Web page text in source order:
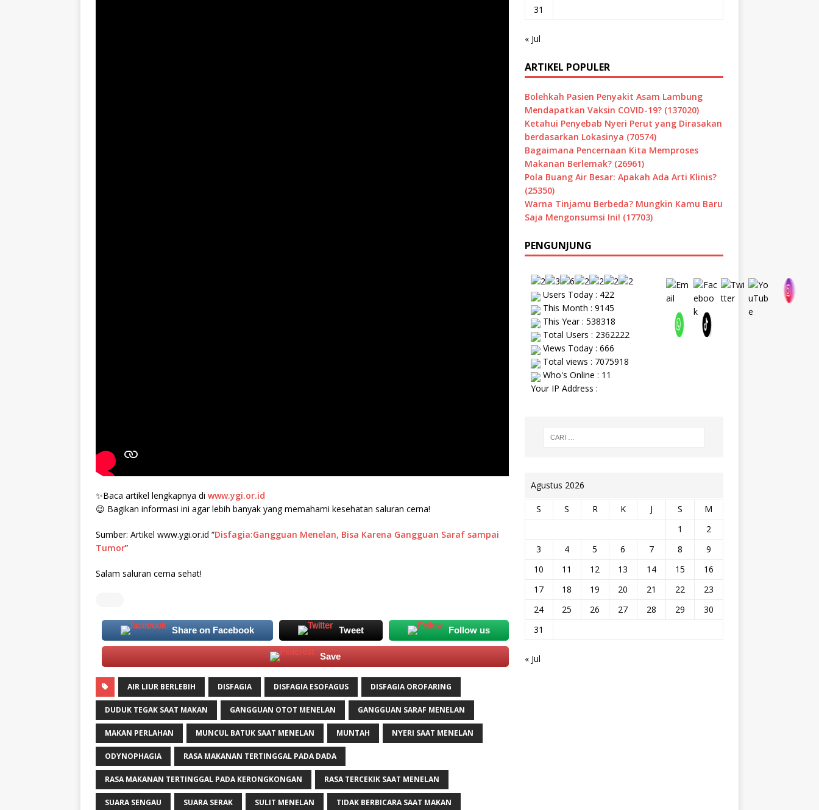
✨Baca artikel lengkapnya di www.ygi.or.id
😉 Bagikan informasi ini agar lebih banyak yang memahami kesehatan saluran cerna!
Sumber: Artikel www.ygi.or.id “Disfagia:Gangguan Menelan, Bisa Karena Gangguan Saraf sampai
Tumor”
Salam saluran cerna sehat!
Share on Facebook Tweet Follow us
Save
AIR LIUR BERLEBIH DISFAGIA DISFAGIA ESOFAGUS DISFAGIA OROFARING
DUDUK TEGAK SAAT MAKAN GANGGUAN OTOT MENELAN GANGGUAN SARAF MENELAN
MAKAN PERLAHAN MUNCUL BATUK SAAT MENELAN MUNTAH NYERI SAAT MENELAN
ODYNOPHAGIA RASA MAKANAN TERTINGGAL PADA DADA
RASA MAKANAN TERTINGGAL PADA KERONGKONGAN RASA TERCEKIK SAAT MENELAN
SUARA SENGAU SUARA SERAK SULIT MENELAN TIDAK BERBICARA SAAT MAKAN
31
« Jul
ARTIKEL POPULER
Bolehkah Pasien Penyakit Asam Lambung
Mendapatkan Vaksin COVID-19? (137020)
Ketahui Penyebab Nyeri Perut yang Dirasakan
berdasarkan Lokasinya (70574)
Bagaimana Pencernaan Kita Memproses
Makanan Berlemak? (26961)
Pola Buang Air Besar: Apakah Ada Arti Klinis?
(25350)
Warna Tinjamu Berbeda? Mungkin Kamu Baru
Saja Mengonsumsi Ini! (17703)
PENGUNJUNG
Users Today : 422
This Month : 9145
This Year : 538318
Total Users : 2362222
Views Today : 666
Total views : 7075918
Who's Online : 11
Your IP Address :
Agustus 2026
S S R K J S
M
1
2
3
4 5 6 7 8
9
10
11 12 13 14 15
16
17
18 19 20 21 22
23
24
25 26 27 28 29
30
31
« Jul